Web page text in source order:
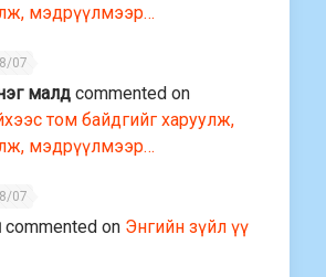
мэдрүүлмээр…
07
малд commented on
том байдгийг харуулж,
мэдрүүлмээр…
07
commented on Энгийн зүйл үү